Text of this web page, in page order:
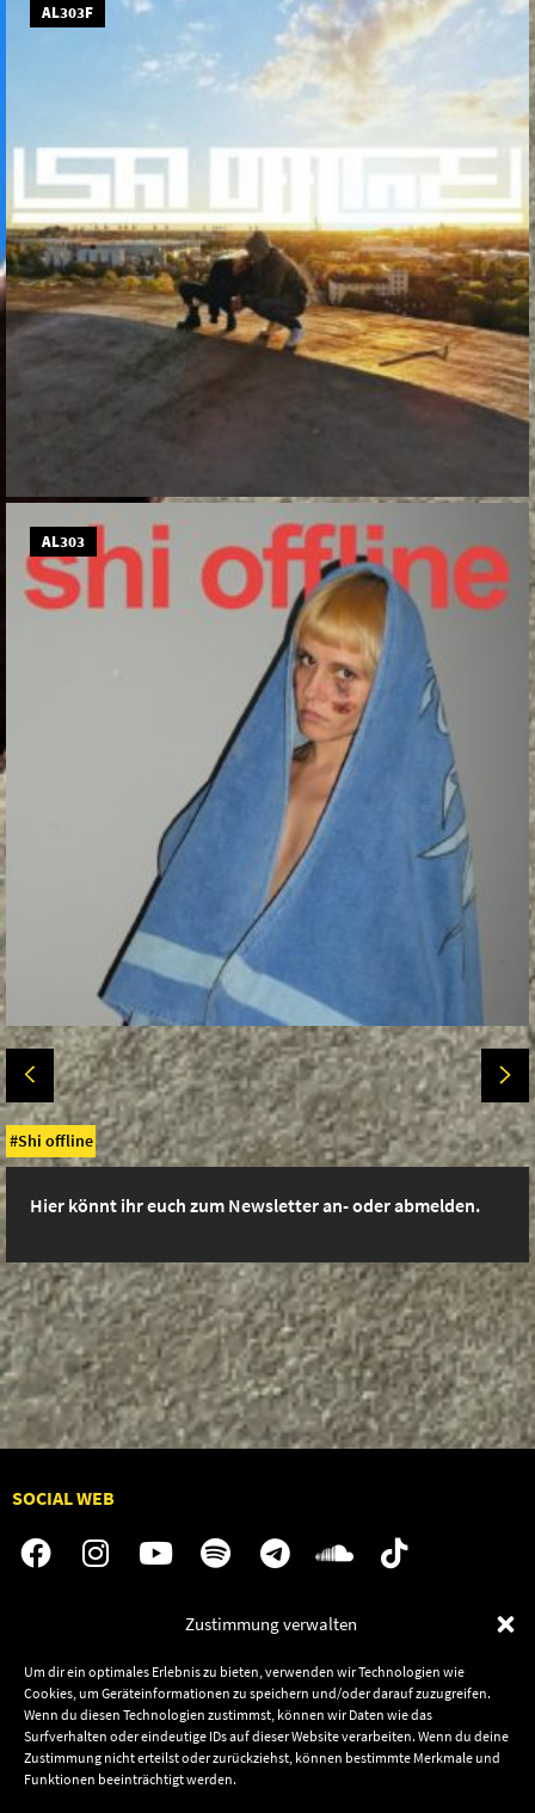
Zustimmung verwalten
Um dir ein optimales Erlebnis zu bieten, verwenden wir Technologien wie
Cookies, um Geräteinformationen zu speichern und/oder darauf zuzugreifen.
Wenn du diesen Technologien zustimmst, können wir Daten wie das
Surfverhalten oder eindeutige IDs auf dieser Website verarbeiten. Wenn du deine
Zustimmung nicht erteilst oder zurückziehst, können bestimmte Merkmale und
Funktionen beeinträchtigt werden.
AL303F
AL303
Shi offline
Hier könnt ihr euch zum Newsletter an- oder abmelden.
SOCIAL WEB
News
Artists
Releases
Friends
Jobs
Kontakt
Termine
Shop